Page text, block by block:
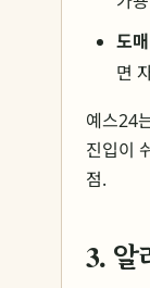
도
면
예스24
진입이
점.
3. 알